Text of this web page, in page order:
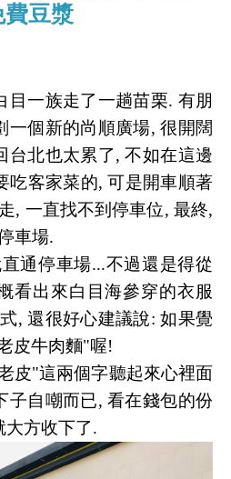
豆漿
目一族走了一趟苗栗. 有朋
一個新的尚順廣場, 很開闊
台北也太累了, 不如在這邊
吃客家菜的, 可是開車順著
, 一直找不到停車位, 最終,
車場.
通停車場...不過還是得從
看出來白目海參穿的衣服
, 還很好心建議說: 如果覺
皮牛肉麵"喔!
皮"這兩個字聽起來心裡面
子自嘲而已, 看在錢包的份
大方收下了.